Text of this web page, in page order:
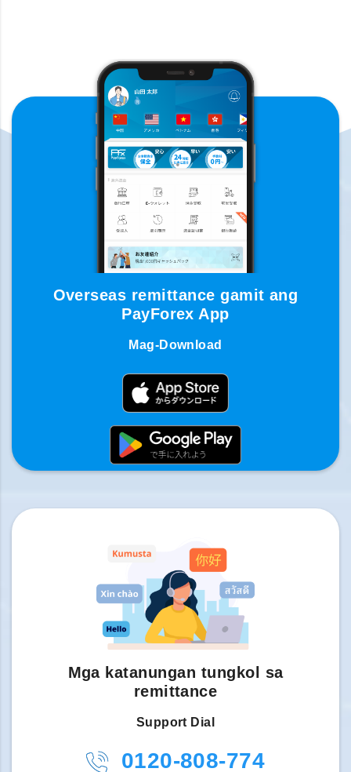
Overseas remittance gamit ang
PayForex App
Mag-Download
Mga katanungan tungkol sa
remittance
Support Dial
0120-808-774